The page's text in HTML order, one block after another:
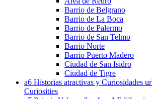
Barrio de Belgrano
Barrio de La Boca
Barrio de Palermo
Barrio de San Telmo
Barrio Norte
Barrio Puerto Madero
Ciudad de San Isidro
Ciudad de Tigre
a6 Historias atractivas y Curiosidades
Curiosities